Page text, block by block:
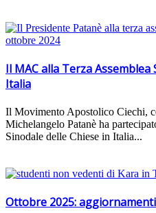
Il MAC alla Terza Assemblea
Italia
Il Movimento Apostolico Ciechi,
Michelangelo Patanè ha
Sinodale delle Chiese in Italia...
Ottobre 2025: